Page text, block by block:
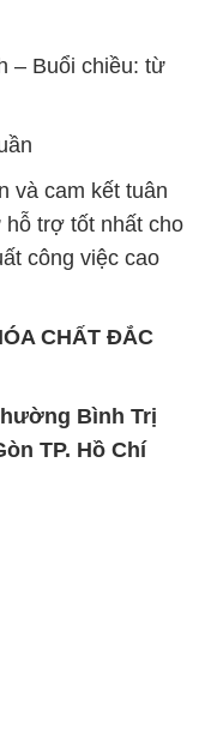
– Buổi chiều: từ
và cam kết tuân
trợ tốt nhất cho
công việc cao
CHẤT ĐẮC
Bình Trị
TP. Hồ Chí